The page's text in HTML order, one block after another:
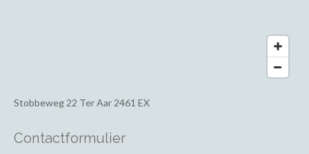
Stobbeweg 22 Ter Aar 2461 EX
Contactformulier